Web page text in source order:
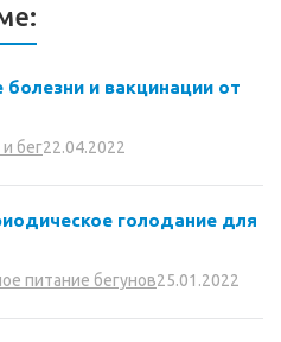
болезни и вакцинации от
бег22.04.2022
голодание для
питание бегунов25.01.2022